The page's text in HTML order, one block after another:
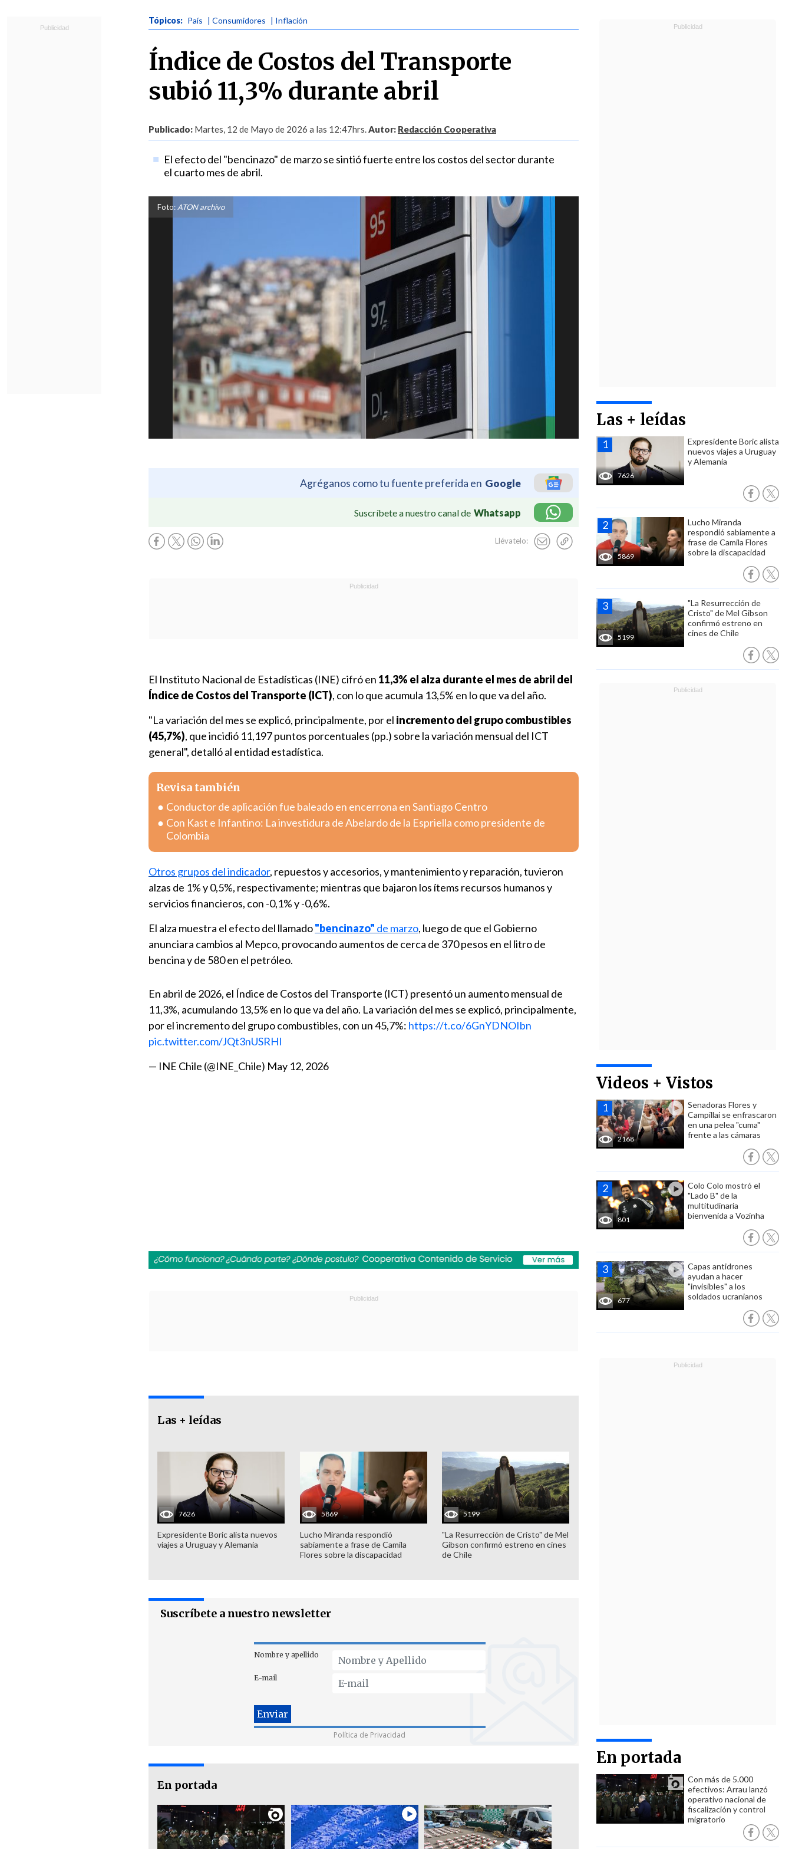
Tópicos: País | Consumidores | Inflación
Índice de Costos del Transporte
subió 11,3% durante abril
Publicado: Martes, 12 de Mayo de 2026 a las 12:47hrs.Autor: Redacción Cooperativa
El efecto del "bencinazo" de marzo se sintió fuerte entre los costos del sector durante
el cuarto mes de abril.
Foto: ATON archivo
Agréganos como tu fuente preferida en Google
Suscríbete a nuestro canal de Whatsapp
Llévatelo:
Las + leídas
7626
Expresidente Boric alista
nuevos viajes a Uruguay
y Alemania
5869
Lucho Miranda
respondió sabiamente a
frase de Camila Flores
sobre la discapacidad
5199
"La Resurrección de
Cristo" de Mel Gibson
confirmó estreno en
cines de Chile
Videos + Vistos
2168
Senadoras Flores y
Campillai se enfrascaron
en una pelea "cuma"
frente a las cámaras
801
Colo Colo mostró el
"Lado B" de la
multitudinaria
bienvenida a Vozinha
677
Capas antidrones
ayudan a hacer
"invisibles" a los
soldados ucranianos
En portada
Con más de 5.000
efectivos: Arrau lanzó
operativo nacional de
fiscalización y control
migratorio
El Instituto Nacional de Estadísticas (INE) cifró en 11,3% el alza durante el mes de abril del
Índice de Costos del Transporte (ICT), con lo que acumula 13,5% en lo que va del año.
"La variación del mes se explicó, principalmente, por el incremento del grupo combustibles
(45,7%), que incidió 11,197 puntos porcentuales (pp.) sobre la variación mensual del ICT
general", detalló al entidad estadística.
Revisa también
Conductor de aplicación fue baleado en encerrona en Santiago Centro
Con Kast e Infantino: La investidura de Abelardo de la Espriella como presidente de
Colombia
Otros grupos del indicador, repuestos y accesorios, y mantenimiento y reparación, tuvieron
alzas de 1% y 0,5%, respectivamente; mientras que bajaron los ítems recursos humanos y
servicios financieros, con -0,1% y -0,6%.
El alza muestra el efecto del llamado"bencinazo" de marzo, luego de que el Gobierno
anunciara cambios al Mepco, provocando aumentos de cerca de 370 pesos en el litro de
bencina y de 580 en el petróleo.
En abril de 2026, el Índice de Costos del Transporte (ICT) presentó un aumento mensual de
11,3%, acumulando 13,5% en lo que va del año. La variación del mes se explicó, principalmente,
por el incremento del grupo combustibles, con un 45,7%: https://t.co/6GnYDNOIbn
pic.twitter.com/JQt3nUSRHI
— INE Chile (@INE_Chile) May 12, 2026
Las + leídas
7626
Expresidente Boric alista nuevos
viajes a Uruguay y Alemania
5869
Lucho Miranda respondió
sabiamente a frase de Camila
Flores sobre la discapacidad
5199
"La Resurrección de Cristo" de Mel
Gibson confirmó estreno en cines
de Chile
Suscríbete a nuestro newsletter
Nombre y apellido
E-mail
Política de Privacidad
En portada